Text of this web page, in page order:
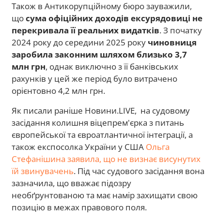
Також в Антикорупційному бюро зауважили,
щосума офіційних доходів ексурядовиці не
перекривала її реальних видатків. З початку
2024 року до середини 2025 року чиновниця
заробила законним шляхом близько 3,7
млн грн, однак виключно з її банківських
рахунків у цей же період було витрачено
орієнтовно 4,2 млн грн.
Як писали раніше Новини.LIVE, на судовому
засідання колишня віцепрем'єрка з питань
європейської та євроатлантичної інтеграції, а
також експосолка України у США Ольга
Стефанішина заявила, що не визнає висунутих
їй звинувачень. Під час судового засідання вона
зазначила, що вважає підозру
необґрунтованою та має намір захищати свою
позицію в межах правового поля.